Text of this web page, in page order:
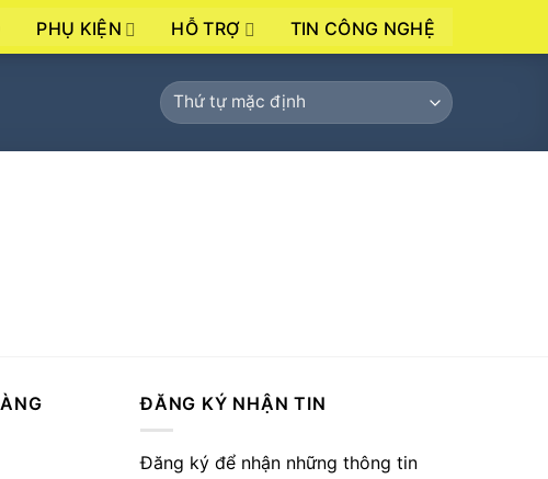
PHỤ KIỆN HỖ TRỢ TIN CÔNG NGHỆ
ĐĂNG KÝ NHẬN TIN
Đăng ký để nhận những thông tin